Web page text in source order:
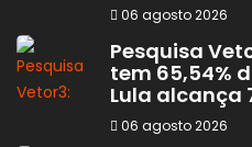
06 agosto 2026
Pesquisa
tem 65,54%
Lula alcança
06 agosto 2026